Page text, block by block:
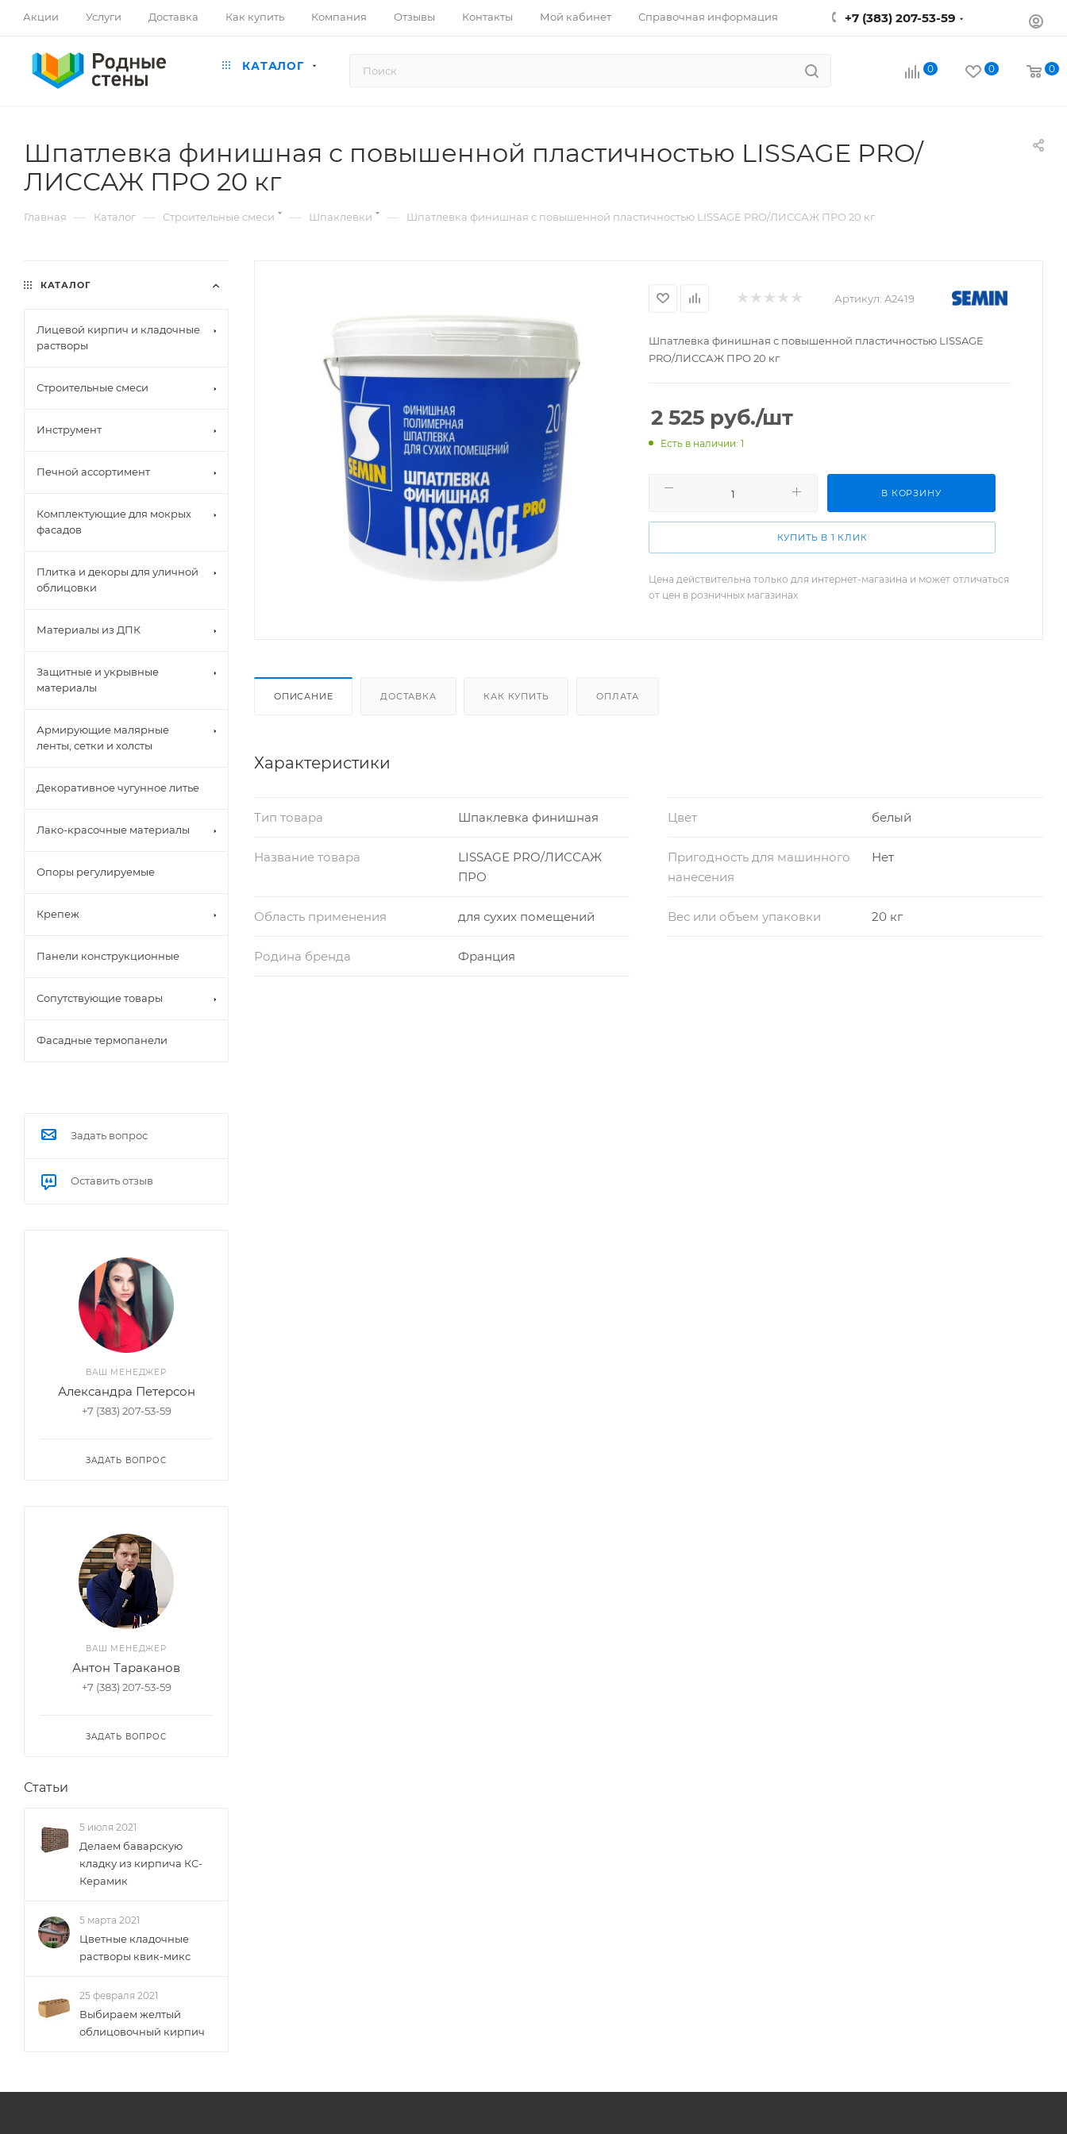
Акции Услуги Доставка Как купить Компания Отзывы Контакты Мой кабинет Справочная информация +7 (383) 207-53-59
КАТАЛОГ 0 0 0
Шпатлевка финишная с повышенной пластичностью LISSAGE PRO/
ЛИССАЖ ПРО 20 кг
Главная — Каталог — Строительные смеси — Шпаклевки — Шпатлевка финишная с повышенной пластичностью LISSAGE PRO/ЛИССАЖ ПРО 20 кг
Артикул: A2419
Шпатлевка финишная с повышенной пластичностью LISSAGE
PRO/ЛИССАЖ ПРО 20 кг
2 525 руб./шт
Есть в наличии: 1
В КОРЗИНУ
КУПИТЬ В 1 КЛИК
Цена действительна только для интернет-магазина и может отличаться
от цен в розничных магазинах
ОПИСАНИЕ ДОСТАВКА КАК КУПИТЬ ОПЛАТА
Характеристики
Тип товара Шпаклевка финишная Цвет белый
Название товара
LISSAGE PRO/ЛИССАЖ
ПРО
Пригодность для машинного
нанесения
Нет
Область применения для сухих помещений Вес или объем упаковки 20 кг
Родина бренда Франция
КАТАЛОГ
Лицевой кирпич и кладочные
растворы
Строительные смеси
Инструмент
Печной ассортимент
Комплектующие для мокрых
фасадов
Плитка и декоры для уличной
облицовки
Материалы из ДПК
Защитные и укрывные
материалы
Армирующие малярные
ленты, сетки и холсты
Декоративное чугунное литье
Лако-красочные материалы
Опоры регулируемые
Крепеж
Панели конструкционные
Сопутствующие товары
Фасадные термопанели
Задать вопрос
Оставить отзыв
ВАШ МЕНЕДЖЕР
Александра Петерсон
+7 (383) 207-53-59
ЗАДАТЬ ВОПРОС
ВАШ МЕНЕДЖЕР
Антон Тараканов
+7 (383) 207-53-59
ЗАДАТЬ ВОПРОС
Статьи
5 июля 2021
Делаем баварскую
кладку из кирпича КС-
Керамик
5 марта 2021
Цветные кладочные
растворы квик-микс
25 февраля 2021
Выбираем желтый
облицовочный кирпич